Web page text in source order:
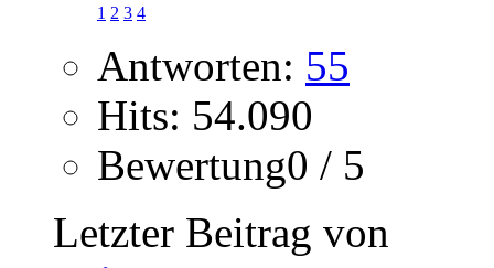
1 2 3 4
Antworten: 55
Hits: 54.090
Bewertung0 / 5
Letzter Beitrag von